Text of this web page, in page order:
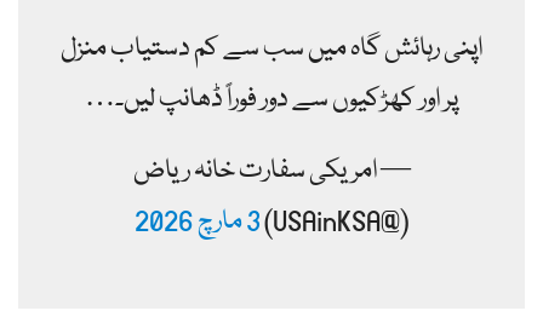
اپنی رہائش گاہ میں سب سے کم دستیاب منزل
پر اور کھڑکیوں سے دور فوراً ڈھانپ لیں۔…
— امریکی سفارت خانہ ریاض
(@USAinKSA)
3 مارچ 2026